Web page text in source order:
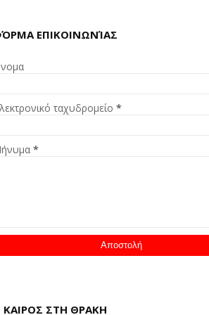
ΕΠΙΚΟΙΝΩΝΊΑΣ
ταχυδρομείο*
*
ΚΑΙΡΟΣ ΣΤΗ ΘΡΑΚΗ